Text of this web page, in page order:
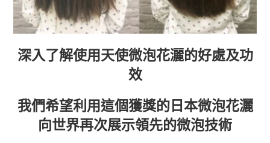
深入了解使用天使微泡花灑的好處及功
效
我們希望利用這個獲獎的日本微泡花灑
向世界再次展示領先的微泡技術